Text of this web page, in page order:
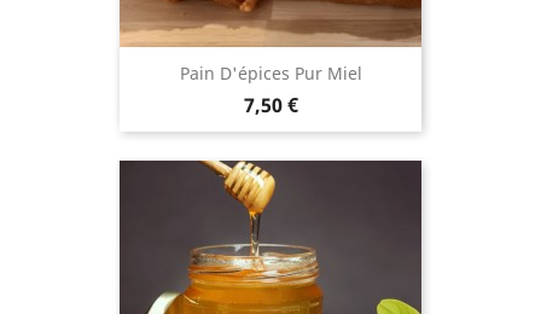
Pain D'épices Pur Miel
Prix
7,50 €